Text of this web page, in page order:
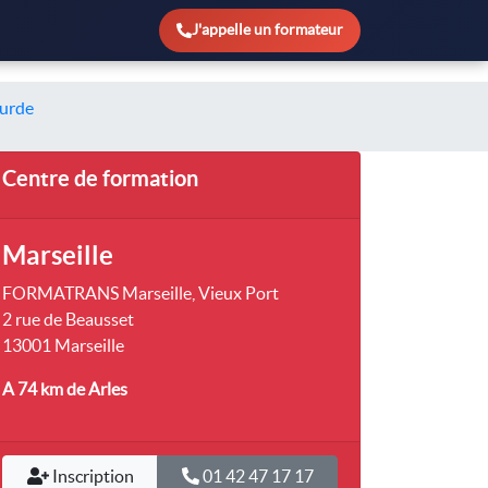
J'appelle un formateur
Centre de formation
Marseille
FORMATRANS Marseille, Vieux Port
2 rue de Beausset
13001 Marseille
A 74 kmde Arles
Inscription 01 42 47 17 17